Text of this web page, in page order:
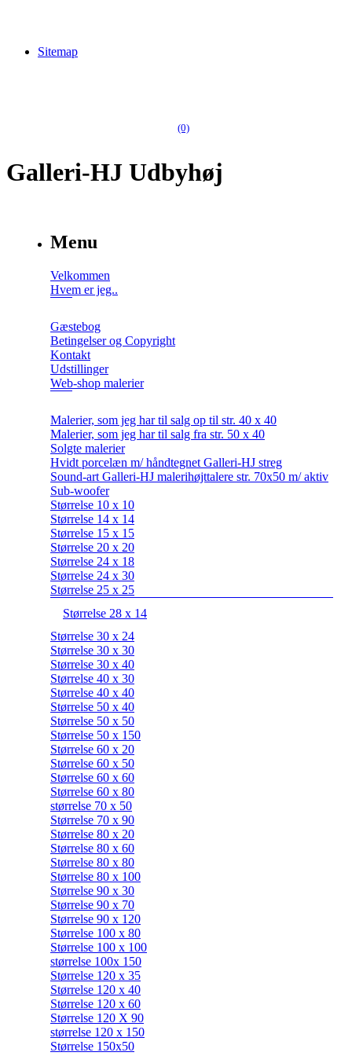
Sitemap
(0)
Galleri-HJ Udbyhøj
Menu
Velkommen
Hvem er jeg..
Gæstebog
Betingelser og Copyright
Kontakt
Udstillinger
Web-shop malerier
Malerier, som jeg har til salg op til str. 40 x 40
Malerier, som jeg har til salg fra str. 50 x 40
Solgte malerier
Hvidt porcelæn m/ håndtegnet Galleri-HJ streg
Sound-art Galleri-HJ malerihøjttalere str. 70x50 m/ aktiv
Sub-woofer
Størrelse 10 x 10
Størrelse 14 x 14
Størrelse 15 x 15
Størrelse 20 x 20
Størrelse 24 x 18
Størrelse 24 x 30
Størrelse 25 x 25
Størrelse 28 x 14
Størrelse 30 x 24
Størrelse 30 x 30
Størrelse 30 x 40
Størrelse 40 x 30
Størrelse 40 x 40
Størrelse 50 x 40
Størrelse 50 x 50
Størrelse 50 x 150
Størrelse 60 x 20
Størrelse 60 x 50
Størrelse 60 x 60
Størrelse 60 x 80
størrelse 70 x 50
Størrelse 70 x 90
Størrelse 80 x 20
Størrelse 80 x 60
Størrelse 80 x 80
Størrelse 80 x 100
Størrelse 90 x 30
Størrelse 90 x 70
Størrelse 90 x 120
Størrelse 100 x 80
Størrelse 100 x 100
størrelse 100x 150
Størrelse 120 x 35
Størrelse 120 x 40
Størrelse 120 x 60
Størrelse 120 X 90
størrelse 120 x 150
Størrelse 150x50